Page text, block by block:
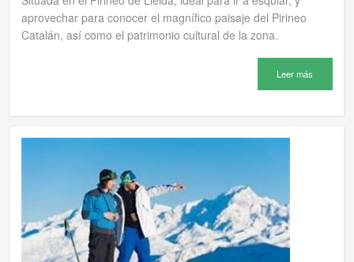
aprovechar para conocer el magnífico paisaje del Pirineo
Catalán, así como el patrimonio cultural de la zona.
Leer más